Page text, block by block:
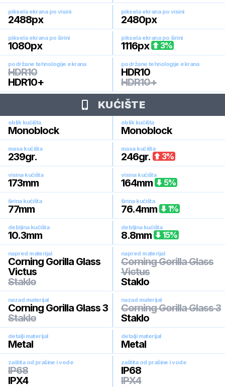
piksela ekrana po visini
2488px
piksela ekrana po visini
2480px
piksela ekrana po širini
1080px
piksela ekrana po širini
1116px 3%
podržane tehnologije ekrana
HDR10
HDR10+
podržane tehnologije ekrana
HDR10
HDR10+
KUĆIŠTE
oblik kućišta
Monoblock
oblik kućišta
Monoblock
masa kućišta
239gr.
masa kućišta
246gr. 3%
visina kućišta
173mm
visina kućišta
164mm 5%
širina kućišta
77mm
širina kućišta
76.4mm 1%
debljina kućišta
10.3mm
debljina kućišta
8.8mm 15%
napred materijal
Corning Gorilla Glass
Victus
Staklo
napred materijal
Corning Gorilla Glass
Victus
Staklo
nazad materijal
Corning Gorilla Glass 3
Staklo
nazad materijal
Corning Gorilla Glass 3
Staklo
detalji materijal
Metal
detalji materijal
Metal
zaštita od prašine i vode
IP68
IPX4
zaštita od prašine i vode
IP68
IPX4